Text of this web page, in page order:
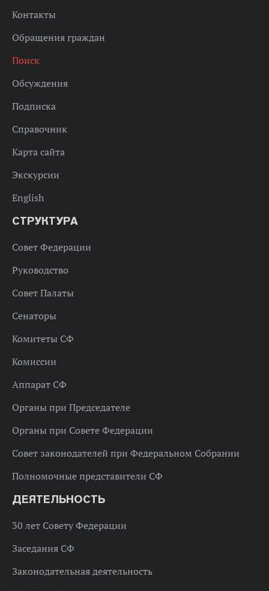
Контакты
Обращения граждан
Поиск
Обсуждения
Подписка
Справочник
Карта сайта
Экскурсии
English
СТРУКТУРА
Совет Федерации
Руководство
Совет Палаты
Сенаторы
Комитеты СФ
Комиссии
Аппарат СФ
Органы при Председателе
Органы при Совете Федерации
Совет законодателей при Федеральном Собрании
Полномочные представители СФ
ДЕЯТЕЛЬНОСТЬ
30 лет Совету Федерации
Заседания СФ
Законодательная деятельность